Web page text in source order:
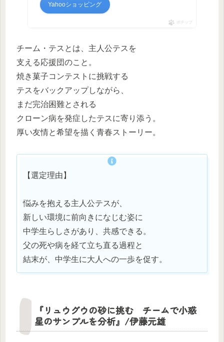
Yahooショッピング
ポチップ
チーム・テスとは、主人公テスを
支える応援団のこと。
焼き菓子コンテストに挑戦する
テスをバックアップしながら、
まだ完治困難とされる
クローン病を発症したテスに寄り添う。
厚い友情と希望を描く青春ストーリー。
【選定理由】
悩みを抱える主人公テスが、
新しい環境に前向きになじむ姿に
中学生らしさがあり、共感できる。
父の死や病を経て立ち直る過程と
結末が、中学生に大人への一歩を促す。
『リュウグウの砂に挑む チームで小惑
星のサンプルを分析』/伊藤元雄